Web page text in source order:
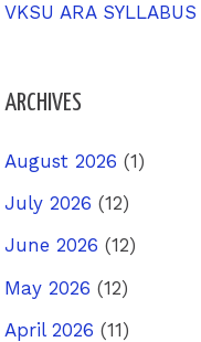
VKSU ARA SYLLABUS
ARCHIVES
August 2026 (1)
July 2026 (12)
June 2026 (12)
May 2026 (12)
April 2026 (11)